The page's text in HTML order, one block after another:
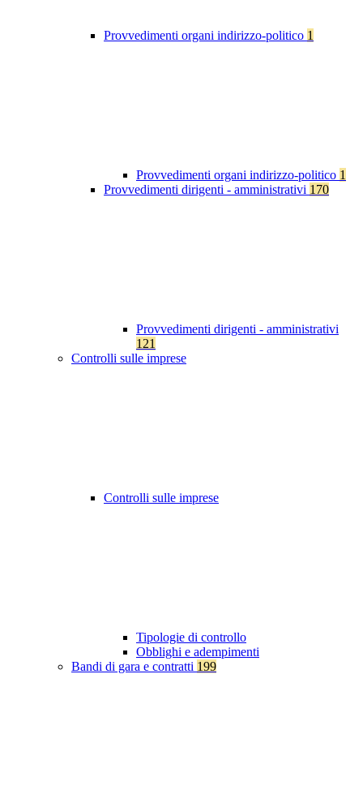
Provvedimenti organi indirizzo-politico 1
Provvedimenti organi indirizzo-politico 1
Provvedimenti dirigenti - amministrativi 170
Provvedimenti dirigenti - amministrativi
121
Controlli sulle imprese
Controlli sulle imprese
Tipologie di controllo
Obblighi e adempimenti
Bandi di gara e contratti 199